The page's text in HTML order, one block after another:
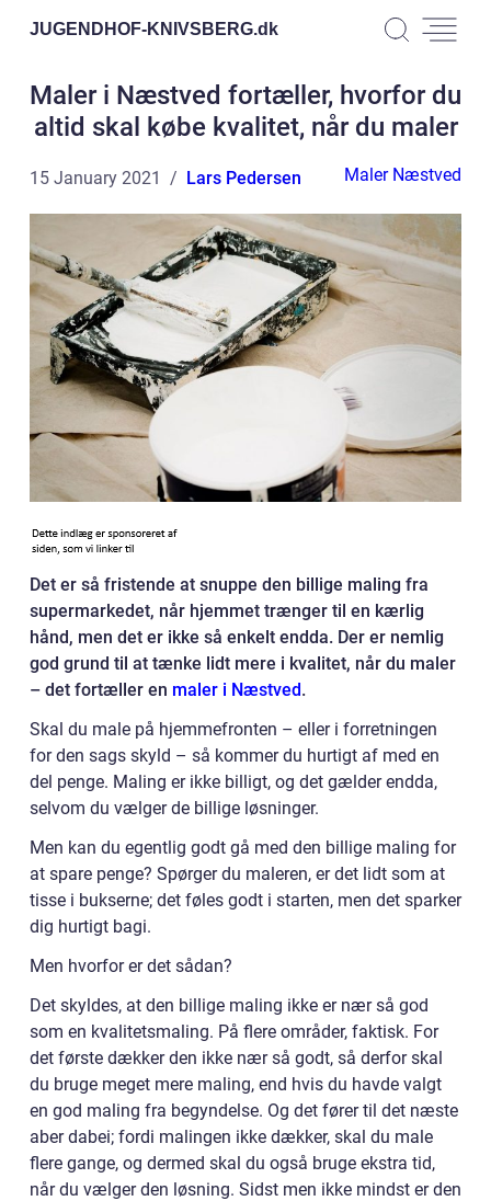
JUGENDHOF-KNIVSBERG.dk
Maler i Næstved fortæller, hvorfor du
altid skal købe kvalitet, når du maler
15 January 2021 Lars Pedersen Maler Næstved
Det er så fristende at snuppe den billige maling fra
supermarkedet, når hjemmet trænger til en kærlig
hånd, men det er ikke så enkelt endda. Der er nemlig
god grund til at tænke lidt mere i kvalitet, når du maler
– det fortæller en maler i Næstved.
Skal du male på hjemmefronten – eller i forretningen
for den sags skyld – så kommer du hurtigt af med en
del penge. Maling er ikke billigt, og det gælder endda,
selvom du vælger de billige løsninger.
Men kan du egentlig godt gå med den billige maling for
at spare penge? Spørger du maleren, er det lidt som at
tisse i bukserne; det føles godt i starten, men det sparker
dig hurtigt bagi.
Men hvorfor er det sådan?
Det skyldes, at den billige maling ikke er nær så god
som en kvalitetsmaling. På flere områder, faktisk. For
det første dækker den ikke nær så godt, så derfor skal
du bruge meget mere maling, end hvis du havde valgt
en god maling fra begyndelse. Og det fører til det næste
aber dabei; fordi malingen ikke dækker, skal du male
flere gange, og dermed skal du også bruge ekstra tid,
når du vælger den løsning. Sidst men ikke mindst er den